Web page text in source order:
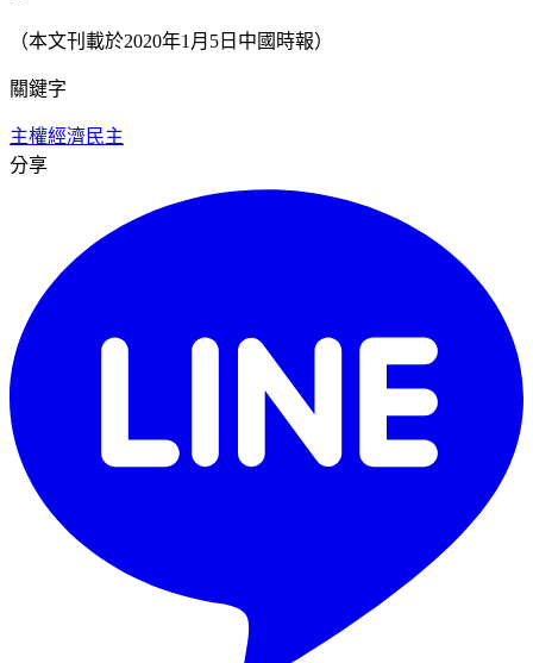
（本文刊載於2020年1月5日中國時報）
關鍵字
主權經濟民主
分享